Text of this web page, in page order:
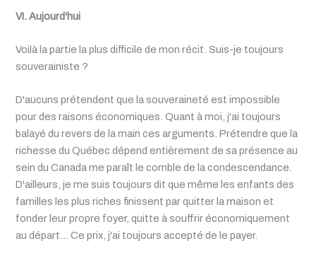
VI. Aujourd'hui
Voilà la partie la plus difficile de mon récit. Suis-je toujours
souverainiste ?
D'aucuns prétendent que la souveraineté est impossible
pour des raisons économiques. Quant à moi, j'ai toujours
balayé du revers de la main ces arguments. Prétendre que la
richesse du Québec dépend entièrement de sa présence au
sein du Canada me paraît le comble de la condescendance.
D'ailleurs, je me suis toujours dit que même les enfants des
familles les plus riches finissent par quitter la maison et
fonder leur propre foyer, quitte à souffrir économiquement
au départ… Ce prix, j'ai toujours accepté de le payer.